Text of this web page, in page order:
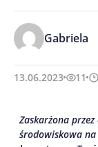
Gabriela
13.06.2023 11
Zaskarżona
środowiskowa